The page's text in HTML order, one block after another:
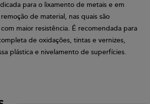
para o lixamento de metais e em
de material, nas quais são
com maior resistência. É recomendada para
de oxidações, tintas e vernizes,
plástica e nivelamento de superfícies.